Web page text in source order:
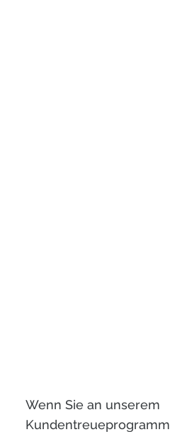
Wenn Sie an unserem
Kundentreueprogramm